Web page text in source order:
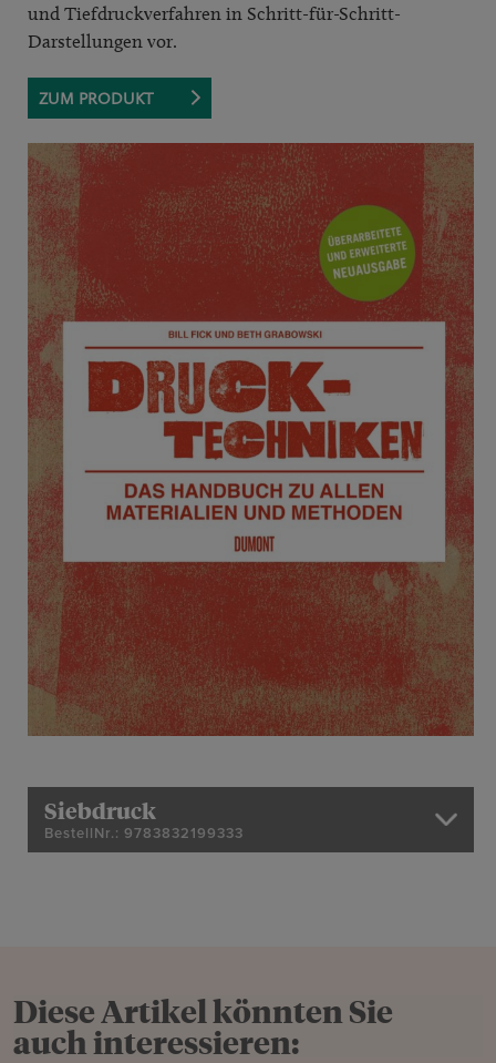
und Tiefdruckverfahren in Schritt-für-Schritt-
Darstellungen vor.
ZUM PRODUKT
Siebdruck
BestellNr.: 9783832199333
Diese Artikel könnten Sie
auch interessieren: